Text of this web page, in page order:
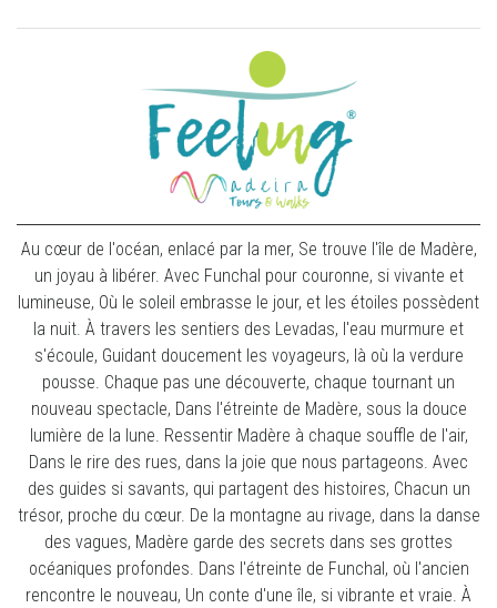
Au cœur de l'océan, enlacé par la mer, Se trouve l'île de Madère,
un joyau à libérer. Avec Funchal pour couronne, si vivante et
lumineuse, Où le soleil embrasse le jour, et les étoiles possèdent
la nuit. À travers les sentiers des Levadas, l'eau murmure et
s'écoule, Guidant doucement les voyageurs, là où la verdure
pousse. Chaque pas une découverte, chaque tournant un
nouveau spectacle, Dans l'étreinte de Madère, sous la douce
lumière de la lune. Ressentir Madère à chaque souffle de l'air,
Dans le rire des rues, dans la joie que nous partageons. Avec
des guides si savants, qui partagent des histoires, Chacun un
trésor, proche du cœur. De la montagne au rivage, dans la danse
des vagues, Madère garde des secrets dans ses grottes
océaniques profondes. Dans l'étreinte de Funchal, où l'ancien
rencontre le nouveau, Un conte d'une île, si vibrante et vraie. À